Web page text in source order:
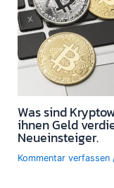
Was sind
ihnen Geld
Neueinsteiger.
Kommentar verfassen